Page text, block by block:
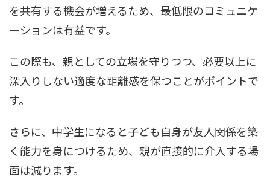
を共有する機会が増えるため、最低限のコミュニケ
ーションは有益です。
この際も、親としての立場を守りつつ、必要以上に
深入りしない適度な距離感を保つことがポイントで
す。
さらに、中学生になると子ども自身が友人関係を築
く能力を身につけるため、親が直接的に介入する場
面は減ります。